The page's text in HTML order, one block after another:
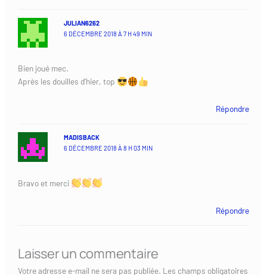
JULIAN6262
6 DÉCEMBRE 2018 À 7 H 49 MIN
Bien joué mec.
Après les douilles d’hier, top
Répondre
MADISBACK
6 DÉCEMBRE 2018 À 8 H 03 MIN
Bravo et merci
Répondre
Laisser un commentaire
Votre adresse e-mail ne sera pas publiée. Les champs obligatoires